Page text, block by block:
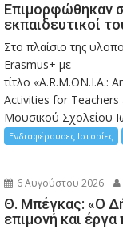
Eπιμορφώθηκαν
εκπαιδευτικοί
Στο πλαίσιο της
Erasmus+ με
τίτλο «A.R.M.ON.I.A.:
Activities for Teachers
Μουσικού Σχολείου
Ενδιαφέρουσες Ιστορίες
6 Αυγούστου 2026
Θ. Μπέγκας: «Ο
επιμονή και